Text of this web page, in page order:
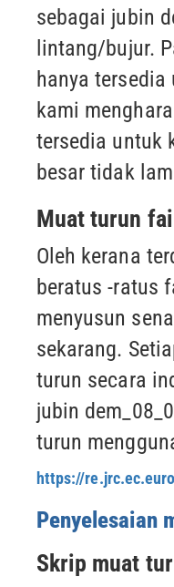
sebagai jubin
lintang/bujur.
hanya
kami
tersedia untuk
besar tidak
Muat turun
Oleh kerana
beratus -ratus
menyusun
sekarang.
turun secara
jubin
turun
https://
Penyelesaian
Skrip muat